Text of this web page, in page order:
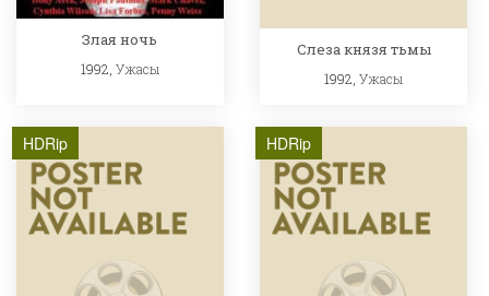
Злая ночь
1992, Ужасы
Слеза князя тьмы
1992,Ужасы
HDRip HDRip